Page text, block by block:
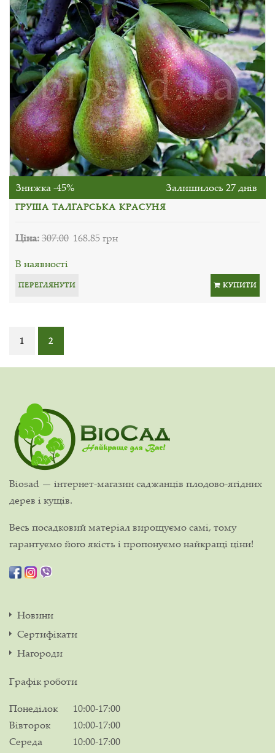
Знижка -45% Залишилось 27 днів
ГРУША ТАЛГАРСЬКА КРАСУНЯ
Ціна:307.00 168.85 грн
В наявності
ПЕРЕГЛЯНУТИ КУПИТИ
1 2
Biosad — інтернет-магазин саджанців плодово-ягідних
дерев і кущів.
Весь посадковий матеріал вирощуємо самі, тому
гарантуємо його якість і пропонуємо найкращі ціни!
Новини
Сертифікати
Нагороди
Графік роботи
Понеділок
10:00-17:00
Вівторок
10:00-17:00
Середа
10:00-17:00